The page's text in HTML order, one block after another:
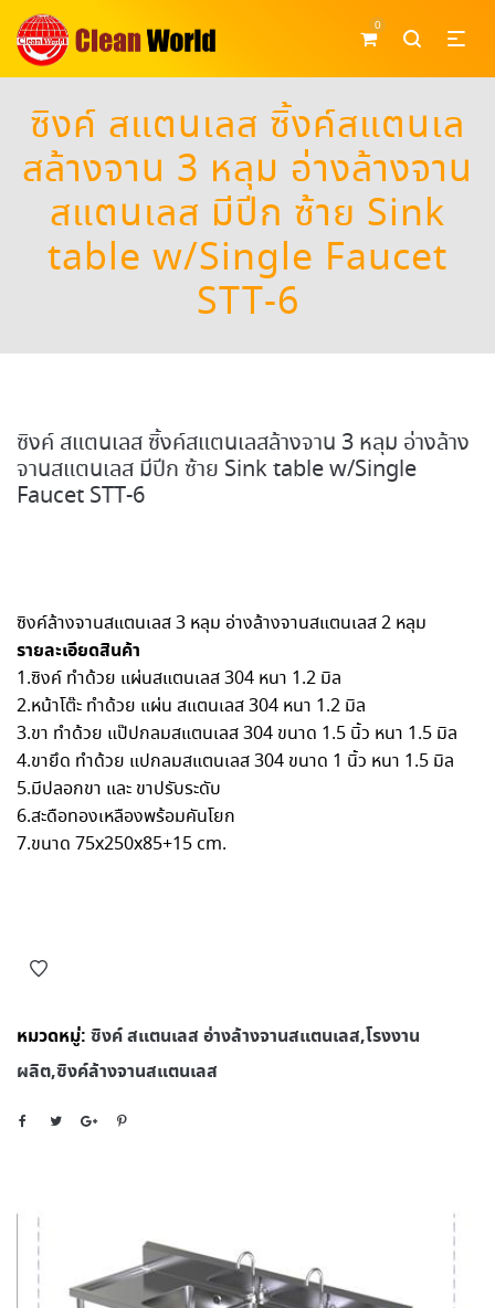
0
ซิงค์ สแตนเลส ซิ้งค์สแตนเล
สล้างจาน 3 หลุม อ่างล้างจาน
สแตนเลส มีปีก ซ้าย Sink
table w/Single Faucet
STT-6
ซิงค์ สแตนเลส ซิ้งค์สแตนเลสล้างจาน 3 หลุม อ่างล้าง
จานสแตนเลส มีปีก ซ้าย Sink table w/Single
Faucet STT-6
ซิงค์ล้างจานสแตนเลส 3 หลุม อ่างล้างจานสแตนเลส 2 หลุม
รายละเอียดสินค้า
1.ซิงค์ ทำด้วย แผ่นสแตนเลส 304 หนา 1.2 มิล
2.หน้าโต๊ะ ทำด้วย แผ่น สแตนเลส 304 หนา 1.2 มิล
3.ขา ทำด้วย แป๊ปกลมสแตนเลส 304 ขนาด 1.5 นิ้ว หนา 1.5 มิล
4.ขายึด ทำด้วย แปกลมสแตนเลส 304 ขนาด 1 นิ้ว หนา 1.5 มิล
5.มีปลอกขา และ ขาปรับระดับ
6.สะดือทองเหลืองพร้อมคันโยก
7.ขนาด 75x250x85+15 cm.
หมวดหมู่: ซิงค์ สแตนเลส อ่างล้างจานสแตนเลส,โรงงาน
ผลิต,ซิงค์ล้างจานสแตนเลส